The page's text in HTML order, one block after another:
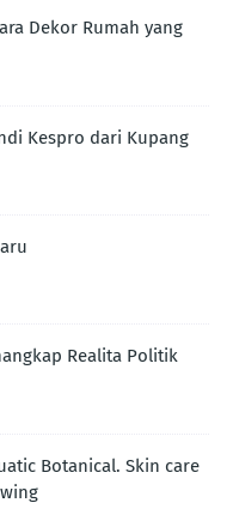
Dekor Rumah yang
Kespro dari Kupang
Realita Politik
Botanical. Skin care